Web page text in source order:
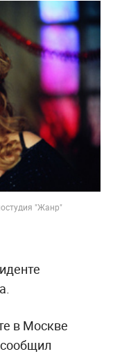
"Жанр"
в Москве